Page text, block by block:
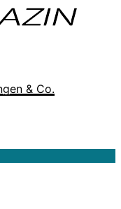
& Co.